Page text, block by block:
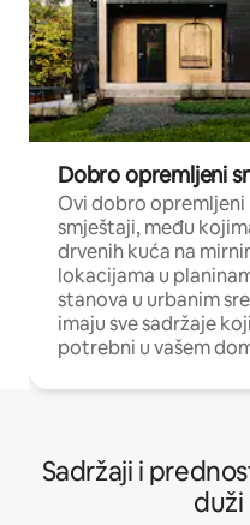
Dobro opremljeni
Ovi dobro opremljeni
smještaji, među
drvenih kuća na
lokacijama u
stanova u urbanim
imaju sve sadržaje
potrebni u vašem
Sadržaji i